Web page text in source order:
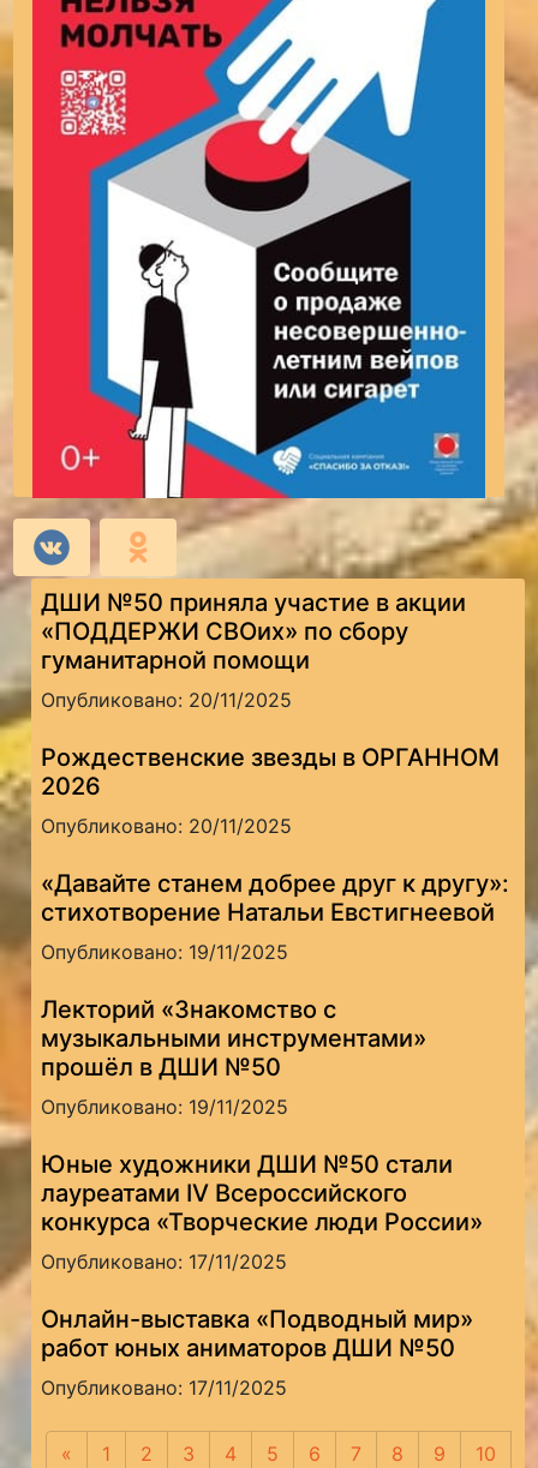
ДШИ №50 приняла участие в акции
«ПОДДЕРЖИ СВОих» по сбору
гуманитарной помощи
Опубликовано: 20/11/2025
Рождественские звезды в ОРГАННОМ
2026
Опубликовано: 20/11/2025
«Давайте станем добрее друг к другу»:
стихотворение Натальи Евстигнеевой
Опубликовано: 19/11/2025
Лекторий «Знакомство с
музыкальными инструментами»
прошёл в ДШИ №50
Опубликовано: 19/11/2025
Юные художники ДШИ №50 стали
лауреатами IV Всероссийского
конкурса «Творческие люди России»
Опубликовано: 17/11/2025
Онлайн-выставка «Подводный мир»
работ юных аниматоров ДШИ №50
Опубликовано: 17/11/2025
« Предыдущая
1 2 3 4 5 6 7 8 9
10